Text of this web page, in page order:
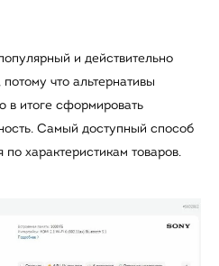
и действительно
что альтернативы
в итоге сформировать
Самый доступный способ
характеристикам товаров.